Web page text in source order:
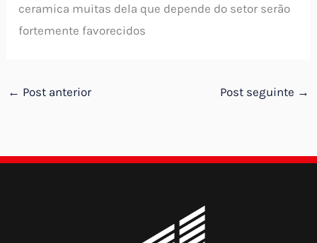
ceramica muitas dela que depende do setor serão
fortemente favorecidos
← Post anterior Post seguinte →